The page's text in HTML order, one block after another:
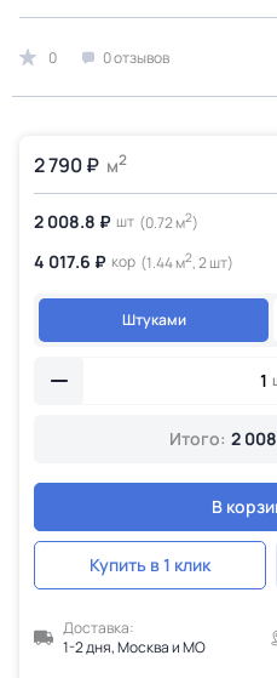
0 0 отзывов
2 790 ₽ м2
2 008.8 ₽ шт (0.72 м2)
4 017.6 ₽ кор (1.44 м2, 2 шт)
Штуками
Итого: 2
В
Купить в 1 клик
Доставка:
1-2 дня, Москва и МО